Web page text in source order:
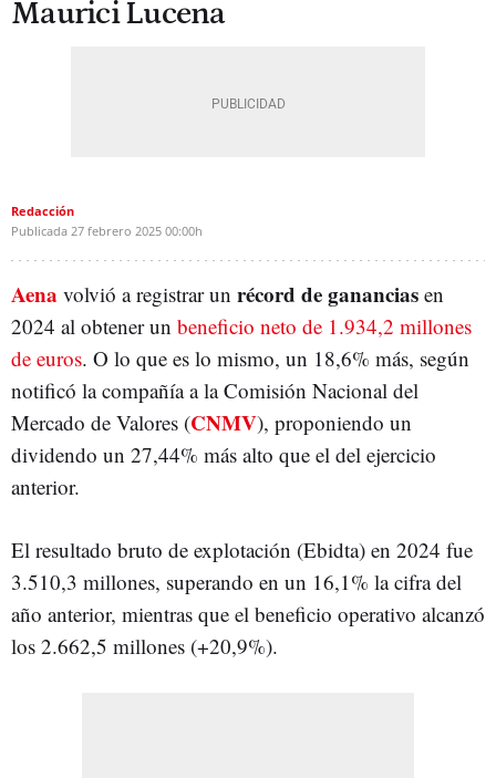
Maurici Lucena
Redacción
Publicada 27 febrero 2025 00:00h
Aena volvió a registrar un récord de ganancias en
2024 al obtener un beneficio neto de 1.934,2 millones
de euros. O lo que es lo mismo, un 18,6% más, según
notificó la compañía a la Comisión Nacional del
Mercado de Valores (CNMV), proponiendo un
dividendo un 27,44% más alto que el del ejercicio
anterior.
El resultado bruto de explotación (Ebidta) en 2024 fue
3.510,3 millones, superando en un 16,1% la cifra del
año anterior, mientras que el beneficio operativo alcanzó
los 2.662,5 millones (+20,9%).